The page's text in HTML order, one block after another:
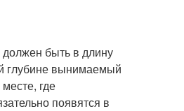
должен быть в длину
глубине вынимаемый
где
появятся в